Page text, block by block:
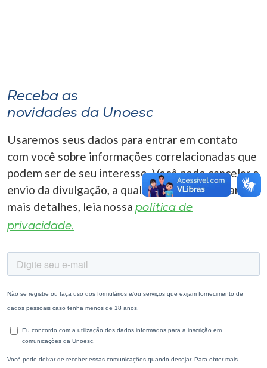
o idioma
A-
Receba as
novidades da Unoesc
Usaremos seus dados para entrar em contato
com você sobre informações correlacionadas que
podem ser de seu interesse. Você pode cancelar o
envio da divulgação, a qualquer momento. Para
mais detalhes, leia nossa política de
privacidade.